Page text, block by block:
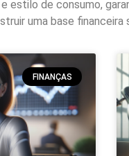
de consumo,
uma base financeira
FINANÇAS